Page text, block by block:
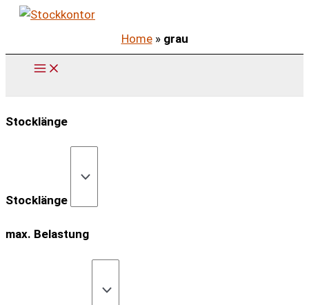
Zum
springen
Home» grau
Stocklänge
Stocklänge
max. Belastung